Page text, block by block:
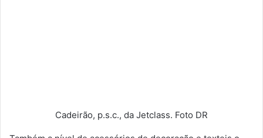
Cadeirão, p.s.c., da Jetclass. Foto DR